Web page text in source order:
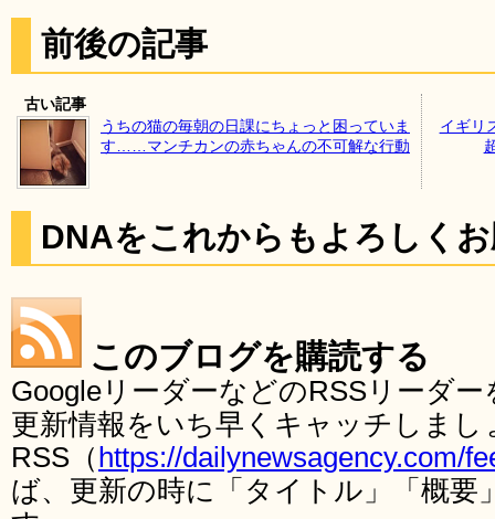
前後の記事
古い記事
うちの猫の毎朝の日課にちょっと困っていま
す……マンチカンの赤ちゃんの不可解な行動
イギリ
DNAをこれからもよろしく
このブログを購読する
GoogleリーダーなどのRSSリーダ
更新情報をいち早くキャッチしま
RSS（ https://dailynewsagency.com/
ば、更新の時に「タイトル」「概要